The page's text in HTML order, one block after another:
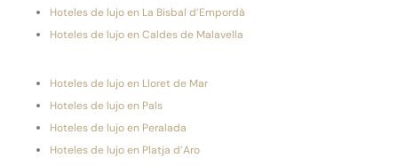
Hoteles de lujo en La Bisbal d’Empordà
Hoteles de lujo en Caldes de Malavella
Hoteles de lujo en Lloret de Mar
Hoteles de lujo en Pals
Hoteles de lujo en Peralada
Hoteles de lujo en Platja d’Aro